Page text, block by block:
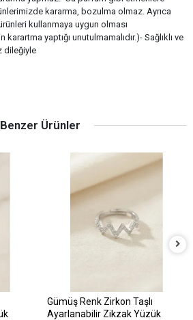
kararma, bozulma olmaz. Ayrıca
kullanmaya uygun olması
yaptığı unutulmamalıdır.)- Sağlıklı ve
dileğiyle
Benzer Ürünler
Gümüş Renk Zirkon Taşlı
Ayarlanabilir Zikzak Yüzük